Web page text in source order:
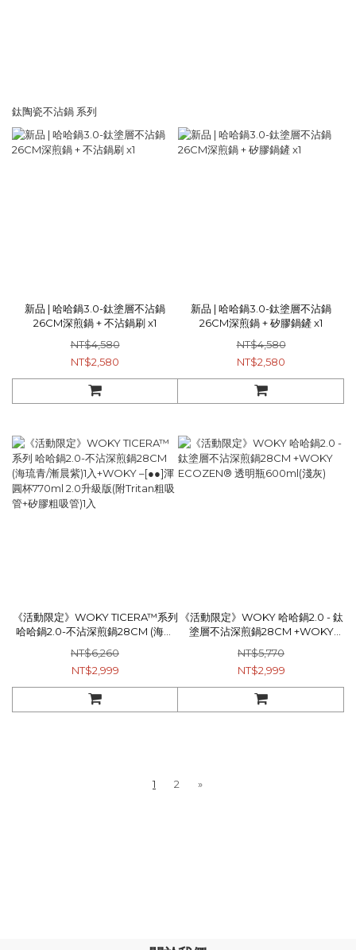
鈦陶瓷不沾鍋 系列
新品 | 哈哈鍋3.0-鈦塗層不沾鍋
26CM深煎鍋 + 不沾鍋刷 x1
NT$4,580
NT$2,580
新品 | 哈哈鍋3.0-鈦塗層不沾鍋
26CM深煎鍋 + 矽膠鍋鏟 x1
NT$4,580
NT$2,580
《活動限定》WOKY TICERA™系列
哈哈鍋2.0-不沾深煎鍋28CM (海琉
青/漸晨紫)1入+WOKY –[●●]渾圓杯
770ml 2.0升級版(附Tritan粗吸管
+矽膠粗吸管)1入
NT$6,260
NT$2,999
《活動限定》WOKY 哈哈鍋2.0 - 鈦
塗層不沾深煎鍋28CM +WOKY
ECOZEN® 透明瓶600ml(淺灰)
NT$5,770
NT$2,999
1 2 »